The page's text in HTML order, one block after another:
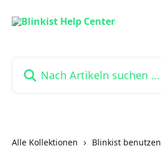
Alle Kollektionen Blinkist benutzen